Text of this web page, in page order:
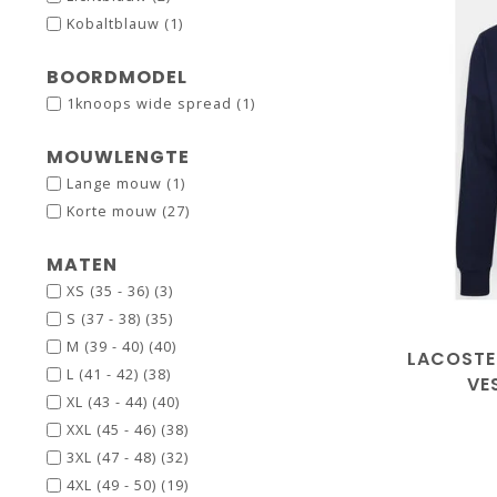
Kobaltblauw (1)
BOORDMODEL
1knoops wide spread (1)
MOUWLENGTE
Lange mouw (1)
Korte mouw (27)
MATEN
XS (35 - 36) (3)
S (37 - 38) (35)
M (39 - 40) (40)
L (41 - 42) (38)
XL (43 - 44) (40)
XXL (45 - 46) (38)
3XL (47 - 48) (32)
4XL (49 - 50) (19)
maat3/S